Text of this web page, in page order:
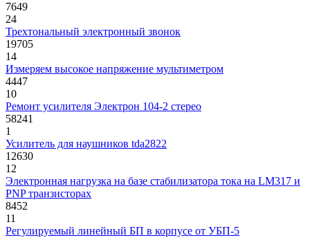
7649
24
Трехтональный электронный звонок
19705
14
Измеряем высокое напряжение мультиметром
4447
10
Ремонт усилителя Электрон 104-2 стерео
58241
1
Усилитель для наушников tda2822
12630
12
Электронная нагрузка на базе стабилизатора тока на LM317 и
PNP транзисторах
8452
11
Регулируемый линейный БП в корпусе от УБП-5